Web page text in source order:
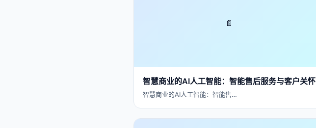
📄
智慧商业的AI人工智能：智能售后服务与客户关怀
智慧商业的AI人工智能：智能售…